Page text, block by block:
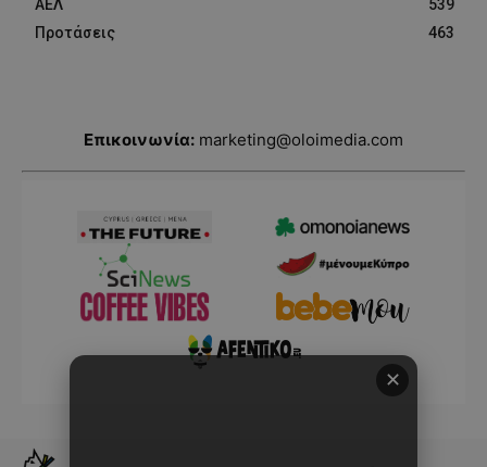
ΑΕΛ
539
Προτάσεις
463
Επικοινωνία: marketing@oloimedia.com
✕